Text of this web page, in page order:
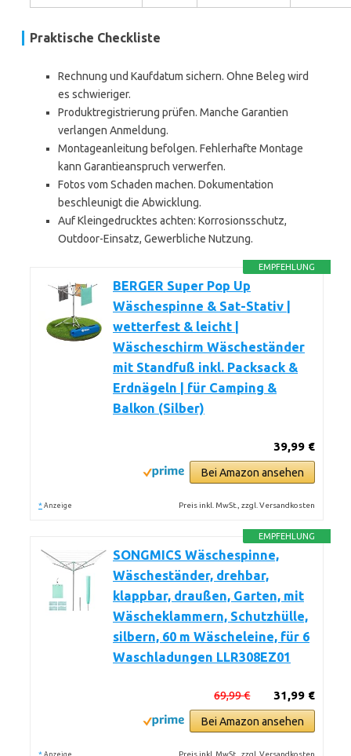
Praktische Checkliste
Rechnung und Kaufdatum sichern. Ohne Beleg wird
es schwieriger.
Produktregistrierung prüfen. Manche Garantien
verlangen Anmeldung.
Montageanleitung befolgen. Fehlerhafte Montage
kann Garantieanspruch verwerfen.
Fotos vom Schaden machen. Dokumentation
beschleunigt die Abwicklung.
Auf Kleingedrucktes achten: Korrosionsschutz,
Outdoor-Einsatz, Gewerbliche Nutzung.
EMPFEHLUNG
BERGER Super Pop Up
Wäschespinne & Sat-Stativ |
wetterfest & leicht |
Wäscheschirm Wäscheständer
mit Standfuß inkl. Packsack &
Erdnägeln | für Camping &
Balkon (Silber)
39,99 €
Bei Amazon ansehen
* Anzeige Preis inkl. MwSt., zzgl. Versandkosten
EMPFEHLUNG
SONGMICS Wäschespinne,
Wäscheständer, drehbar,
klappbar, draußen, Garten, mit
Wäscheklammern, Schutzhülle,
silbern, 60 m Wäscheleine, für 6
Waschladungen LLR308EZ01
31,99 €
69,99 €
Bei Amazon ansehen
* Anzeige Preis inkl. MwSt., zzgl. Versandkosten